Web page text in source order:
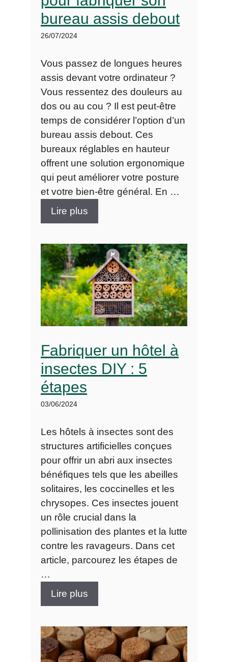
bureau assis debout
26/07/2024
Vous passez de longues heures
assis devant votre ordinateur ?
Vous ressentez des douleurs au
dos ou au cou ? Il est peut-être
temps de considérer l’option d’un
bureau assis debout. Ces
bureaux réglables en hauteur
offrent une solution ergonomique
qui peut améliorer votre posture
et votre bien-être général. En …
Lire plus
Fabriquer un hôtel à
insectes DIY : 5
étapes
03/06/2024
Les hôtels à insectes sont des
structures artificielles conçues
pour offrir un abri aux insectes
bénéfiques tels que les abeilles
solitaires, les coccinelles et les
chrysopes. Ces insectes jouent
un rôle crucial dans la
pollinisation des plantes et la lutte
contre les ravageurs. Dans cet
article, parcourez les étapes de
…
Lire plus